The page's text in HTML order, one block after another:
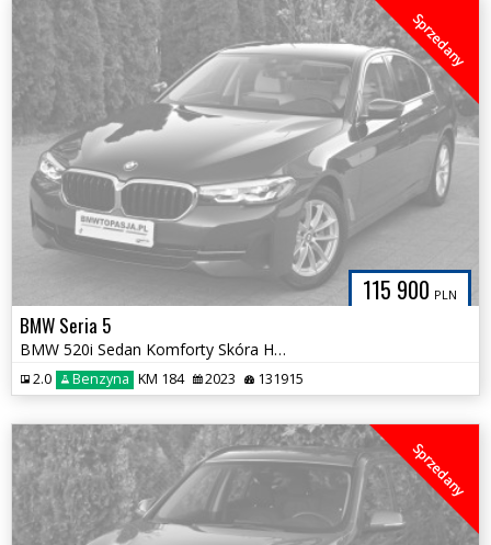
115 900 PLN
Sprzedany
BMW Seria 5
BMW 520i Sedan Komforty Skóra Harman 4Strefy Asystent Śliczne wnętrze
2.0 Benzyna KM 184 2023 131915
Sprzedany